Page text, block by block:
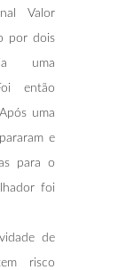
Valor
por dois
uma
então
uma
e
para o
foi
de
risco